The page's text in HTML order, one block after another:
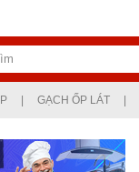
GẠCH ỐP LÁT